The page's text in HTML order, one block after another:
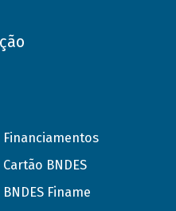
Financiamentos
Cartão BNDES
BNDES Finame